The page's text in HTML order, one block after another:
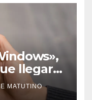
llegará
Europa
MATUTINO